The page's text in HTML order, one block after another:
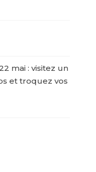
mai : visitez un
et troquez vos